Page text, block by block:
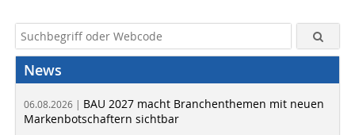
News
06.08.2026 | BAU 2027 macht Branchenthemen mit neuen
Markenbotschaftern sichtbar